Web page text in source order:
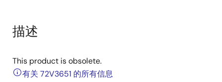
描述
This product is obsolete.
有关 72V3651 的所有信息